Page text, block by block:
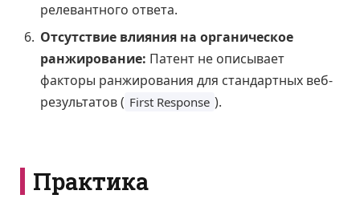
релевантного ответа.
Отсутствие влияния на органическое
ранжирование: Патент не описывает
факторы ранжирования для стандартных веб-
результатов ( First Response ).
Практика